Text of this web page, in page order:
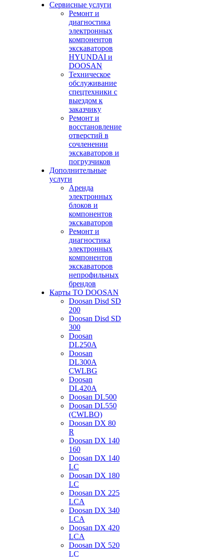
Сервисные услуги
Ремонт и
диагностика
электронных
компонентов
экскаваторов
HYUNDAI и
DOOSAN
Техническое
обслуживание
спецтехники с
выездом к
заказчику
Ремонт и
восстановление
отверстий в
сочленении
экскаваторов и
погрузчиков
Дополнительные
услуги
Аренда
электронных
блоков и
компонентов
экскаваторов
Ремонт и
диагностика
электронных
компонентов
экскаваторов
непрофильных
брендов
Карты ТО DOOSAN
Doosan Disd SD
200
Doosan Disd SD
300
Doosan
DL250A
Doosan
DL300A
CWLBG
Doosan
DL420A
Doosan DL500
Doosan DL550
(CWLBO)
Doosan DX 80
R
Doosan DX 140
160
Doosan DX 140
LC
Doosan DX 180
LC
Doosan DX 225
LCA
Doosan DX 340
LCA
Doosan DX 420
LCA
Doosan DX 520
LC